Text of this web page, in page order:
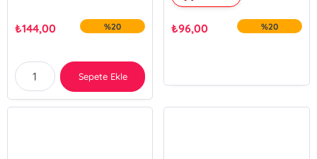
₺144,00 %20
Sepete Ekle
₺96,00 %20